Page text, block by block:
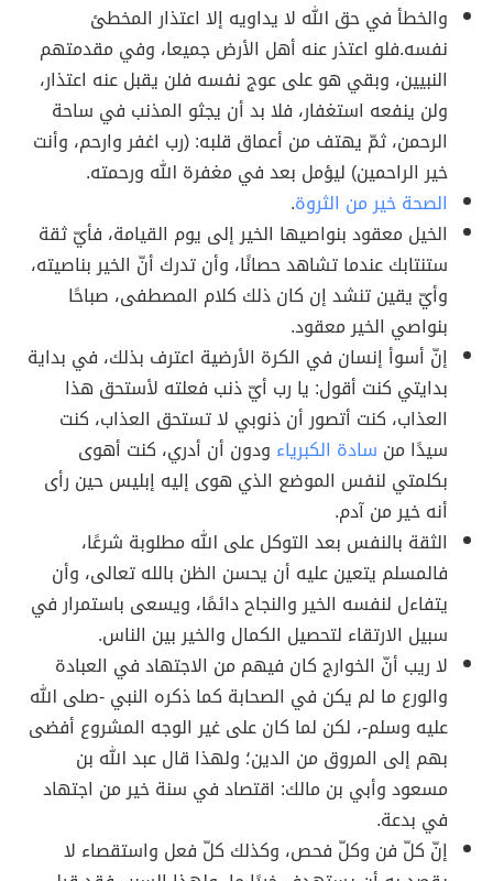
والخطأ في حق الله لا يداويه إلا اعتذار المخطئ
نفسه.فلو اعتذر عنه أهل الأرض جميعا، وفي مقدمتهم
النبيين، وبقي هو على عوج نفسه فلن يقبل عنه اعتذار،
ولن ينفعه استغفار، فلا بد أن يجثو المذنب في ساحة
الرحمن، ثمّ يهتف من أعماق قلبه: (رب اغفر وارحم، وأنت
خير الراحمين) ليؤمل بعد في مغفرة الله ورحمته.
الصحة خير من الثروة.
الخيل معقود بنواصيها الخير إلى يوم القيامة، فأيّ ثقة
ستنتابك عندما تشاهد حصانًا، وأن تدرك أنّ الخير بناصيته،
وأيّ يقين تنشد إن كان ذلك كلام المصطفى، صباحًا
بنواصي الخير معقود.
إنّ أسوأ إنسان في الكرة الأرضية اعترف بذلك، في بداية
بدايتي كنت أقول: يا رب أيّ ذنب فعلته لأستحق هذا
العذاب، كنت أتصور أن ذنوبي لا تستحق العذاب، كنت
سيدًا من سادة الكبرياء ودون أن أدري، كنت أهوى
بكلمتي لنفس الموضع الذي هوى إليه إبليس حين رأى
أنه خير من آدم.
الثقة بالنفس بعد التوكل على الله مطلوبة شرعًا،
فالمسلم يتعين عليه أن يحسن الظن بالله تعالى، وأن
يتفاءل لنفسه الخير والنجاح دائمًا، ويسعى باستمرار في
سبيل الارتقاء لتحصيل الكمال والخير بين الناس.
لا ريب أنّ الخوارج كان فيهم من الاجتهاد في العبادة
والورع ما لم يكن في الصحابة كما ذكره النبي -صلى الله
عليه وسلم-، لكن لما كان على غير الوجه المشروع أفضى
بهم إلى المروق من الدين؛ ولهذا قال عبد الله بن
مسعود وأبي بن مالك: اقتصاد في سنة خير من اجتهاد
في بدعة.
إنّ كلّ فن وكلّ فحص، وكذلك كلّ فعل واستقصاء لا